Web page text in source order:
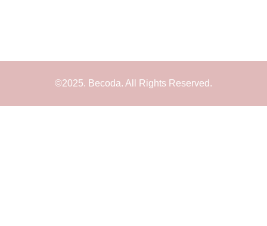
©2025. Becoda. All Rights Reserved.